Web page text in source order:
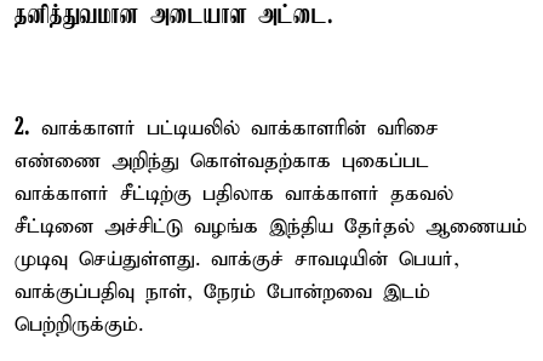
தனித்துவமான அடையாள அட்டை.
2. வாக்காளர் பட்டியலில் வாக்காளரின் வரிசை
எண்ணை அறிந்து கொள்வதற்காக புகைப்பட
வாக்காளர் சீட்டிற்கு பதிலாக வாக்காளர் தகவல்
சீட்டினை அச்சிட்டு வழங்க இந்திய தேர்தல் ஆணையம்
முடிவு செய்துள்ளது. வாக்குச் சாவடியின் பெயர்,
வாக்குப்பதிவு நாள், நேரம் போன்றவை இடம்
பெற்றிருக்கும்.